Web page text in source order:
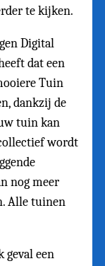
te kijken.
Digital
dat een
Tuin
dankzij de
tuin kan
wordt
nog meer
Alle tuinen
geval een